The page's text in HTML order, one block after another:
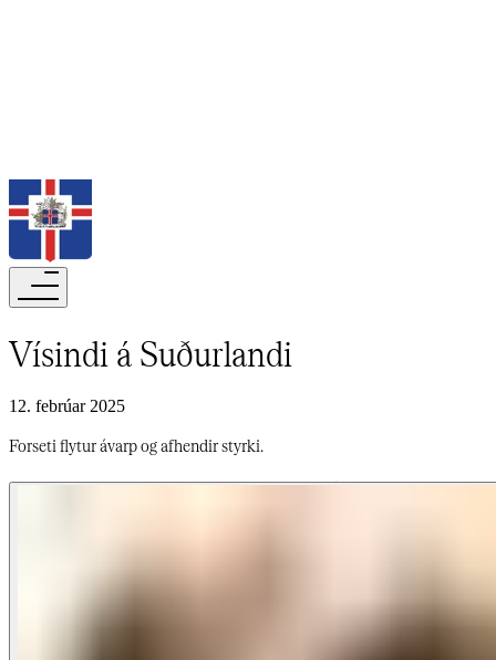
Vísindi á Suðurlandi​​​​‌ ‍ ​‍​‍‌‍ ‌ ​‍‌‍‍‌‌‍‌ ‌‍‍‌‌‍ ‍​‍​‍​ ‍‍​‍​‍‌ ​ ‌‍​‌‌‍ ‍‌‍‍‌‌ ‌​‌ ‍‌​‍ ‍‌‍‍‌‌‍ ​‍​‍​‍ ​​‍​‍‌‍‍​‌ ​‍‌‍‌‌‌‍‌‍​‍​‍​ ‍‍​‍​‍‌‍‍​‌ ‌​‌ ‌​‌ ​​‌ ​ ​‍ ​‍ ‌‍‌‍‌‍ ‌ ​‍‌ ​ ‌‍‌‌‌ ‌​‌‍‍‌​‍ ‌‌‍‍‌‌ ​ ‌‍ ​‌‍​‌‌‍ ‍‌‍‌​‌ ​ ​‍ ‍‌ ‌‍‌‍‌‌‌ ​‍‌‍​ ‌‍‌‌‌‍ ​​‍ ‍‌‍​‌‌ ​​‌ ​​​‍ ‌ ​ ‌ ‌​‌ ‌‌‌‍‌​‌‍‍‌‌‍ ​‍ ‌‍‍‌‌‍ ‍‌ ‌​‌‍‌‌‌‍ ‍‌ ‌​​‍ ‌‍‌‌‌‍‌​‌‍‍‌‌ ‌​​‍ ‌‍ ‌‌‍ ‌‍‌​‌‍‌‌​ ‌‌ ​​‌ ​‍‌‍‌‌‌ ​ ‌‍‌‌‌‍ ‍‌ ‌​‌‍​‌‌ ‌​‌‍‍‌‌‍ ‌‍ ‍​ ‍ ‌‍‍‌‌‍‌​​ ‌​ ‌​​ ​​‌‍‌ ‌​‌‍‌​‍‍‌​‍‌‌​‌​‌ ​ ‌‍​ ‌‍ ‍‌‍‌‍‌‌‍‌‌​‌‌‌​‌‍‌‌‌​‌​‍‍‌‌​‌‌‌‌‌‌​‍ ​ ‌‌‌​‍ ‌​‍ ​ ‍ ‌ ‌​‌ ‍‌‌ ​​‌‍‌‌​ ‌‌‍ ‍‌‍‌‌‌ ‌ ‌ ​ ​ ‍ ‌ ​​‌‍​‌‌ ‌​‌‍‍​​ ‌‌ ‌​‌‍‍‌‌ ‌​‌‍ ​‌‍‌‌​ ‌‍​‍‌‍​‌‌ ​ ‌‍‌‌‌‌‌‌‌ ​‍‌‍ ​​ ‌‌‍‍​‌ ‌​‌ ‌​‌ ​​‌ ​ ​‍‌‌​ ​‍‌​‌‍​‍‌‌​ ​‍‌​‌‍‌‍‌‍‌‍ ‌ ​‍‌ ​ ‌‍‌‌‌ ‌​‌‍‍‌​‍ ‌‌‍‍‌‌ ​ ‌‍ ​‌‍​‌‌‍ ‍‌‍‌​‌ ​ ​‍ ‍‌ ‌‍‌‍‌‌‌ ​‍‌‍​ ‌‍‌‌‌‍ ​​‍ ‍‌‍​‌‌ ​​‌ ​​​‍‌‌​ ​‍‌​‌‍‌ ​ ‌ ‌​‌ ‌‌‌‍‌​‌‍‍‌‌‍ ​‍‌‍‌‍‍‌‌‍‌​​ ‌​ ‌​​ ​​‌‍‌ ‌​‌‍‌​‍‍‌​‍‌‌​‌​‌ ​ ‌‍​ ‌‍ ‍‌‍‌‍‌‌‍‌‌​‌‌‌​‌‍‌‌‌​‌​‍‍‌‌​‌‌‌‌‌‌​‍ ​ ‌‌‌​‍ ‌​‍ ​‍‌‍‌ ‌​‌ ‍‌‌ ​​‌‍‌‌​ ‌‌‍ ‍‌‍‌‌‌ ‌ ‌ ​ ​‍‌‍‌ ​​‌‍​‌‌ ‌​‌‍‍​​ ‌‌ ‌​‌‍‍‌‌ ‌​‌‍ ​‌‍‌‌​‍‌‍‌ ​​‌‍‌‌‌ ​‍‌ ​ ‌ ​​‌‍‌‌‌‍​ ‌ ‌​‌‍‍‌‌ ‌‍‌‍‌‌​ ‌‌ ​​‌ ‌‌‌‍​‍‌‍ ​‌‍‍‌‌ ​ ‌‍‍​‌‍‌‌‌‍‌​​‍​‍‌ ‌
12. febrúar 2025
Forseti flytur ávarp og afhendir styrki.​​​​‌ ‍ ​‍​‍‌‍ ‌ ​‍‌‍‍‌‌‍‌ ‌‍‍‌‌‍ ‍​‍​‍​ ‍‍​‍​‍‌ ​ ‌‍​‌‌‍ ‍‌‍‍‌‌ ‌​‌ ‍‌​‍ ‍‌‍‍‌‌‍ ​‍​‍​‍ ​​‍​‍‌‍‍​‌ ​‍‌‍‌‌‌‍‌‍​‍​‍​ ‍‍​‍​‍‌‍‍​‌ ‌​‌ ‌​‌ ​​‌ ​ ​‍ ​‍ ‌‍‌‍‌‍ ‌ ​‍‌ ​ ‌‍‌‌‌ ‌​‌‍‍‌​‍ ‌‌‍‍‌‌ ​ ‌‍ ​‌‍​‌‌‍ ‍‌‍‌​‌ ​ ​‍ ‍‌ ‌‍‌‍‌‌‌ ​‍‌‍​ ‌‍‌‌‌‍ ​​‍ ‍‌‍​‌‌ ​​‌ ​​​‍ ‌ ​ ‌ ‌​‌ ‌‌‌‍‌​‌‍‍‌‌‍ ​‍ ‌‍‍‌‌‍ ‍‌ ‌​‌‍‌‌‌‍ ‍‌ ‌​​‍ ‌‍‌‌‌‍‌​‌‍‍‌‌ ‌​​‍ ‌‍ ‌‌‍ ‌‍‌​‌‍‌‌​ ‌‌ ​​‌ ​‍‌‍‌‌‌ ​ ‌‍‌‌‌‍ ‍‌ ‌​‌‍​‌‌ ‌​‌‍‍‌‌‍ ‌‍ ‍​ ‍ ‌‍‍‌‌‍‌​​ ‌​ ‌​​ ​​‌‍‌ ‌​‌‍‌​‍‍‌​‍‌‌​‌​‌ ​ ‌‍​ ‌‍ ‍‌‍‌‍‌‌‍‌‌​‌‌‌​‌‍‌‌‌​‌​‍‍‌‌​‌‌‌‌‌‌​‍ ​ ‌‌‌​‍ ‌​‍ ​ ‍ ‌ ‌​‌ ‍‌‌ ​​‌‍‌‌​ ‌‌‍ ‍‌‍‌‌‌ ‌ ‌ ​ ​ ‍ ‌ ​​‌‍​‌‌ ‌​‌‍‍​​ ‌‌‍‌​‌‍‌‌‌ ​ ‌‍​ ‌ ​‍‌‍‍‌‌ ​​‌ ‌​‌‍‍‌‌‍ ‌‍ ‍​ ‌‍​‍‌‍​‌‌ ​ ‌‍‌‌‌‌‌‌‌ ​‍‌‍ ​​ ‌‌‍‍​‌ ‌​‌ ‌​‌ ​​‌ ​ ​‍‌‌​ ​‍‌​‌‍​‍‌‌​ ​‍‌​‌‍‌‍‌‍‌‍ ‌ ​‍‌ ​ ‌‍‌‌‌ ‌​‌‍‍‌​‍ ‌‌‍‍‌‌ ​ ‌‍ ​‌‍​‌‌‍ ‍‌‍‌​‌ ​ ​‍ ‍‌ ‌‍‌‍‌‌‌ ​‍‌‍​ ‌‍‌‌‌‍ ​​‍ ‍‌‍​‌‌ ​​‌ ​​​‍‌‌​ ​‍‌​‌‍‌ ​ ‌ ‌​‌ ‌‌‌‍‌​‌‍‍‌‌‍ ​‍‌‍‌‍‍‌‌‍‌​​ ‌​ ‌​​ ​​‌‍‌ ‌​‌‍‌​‍‍‌​‍‌‌​‌​‌ ​ ‌‍​ ‌‍ ‍‌‍‌‍‌‌‍‌‌​‌‌‌​‌‍‌‌‌​‌​‍‍‌‌​‌‌‌‌‌‌​‍ ​ ‌‌‌​‍ ‌​‍ ​‍‌‍‌ ‌​‌ ‍‌‌ ​​‌‍‌‌​ ‌‌‍ ‍‌‍‌‌‌ ‌ ‌ ​ ​‍‌‍‌ ​​‌‍​‌‌ ‌​‌‍‍​​ ‌‌‍‌​‌‍‌‌‌ ​ ‌‍​ ‌ ​‍‌‍‍‌‌ ​​‌ ‌​‌‍‍‌‌‍ ‌‍ ‍​‍‌‍‌ ​​‌‍‌‌‌ ​‍‌ ​ ‌ ​​‌‍‌‌‌‍​ ‌ ‌​‌‍‍‌‌ ‌‍‌‍‌‌​ ‌‌ ​​‌ ‌‌‌‍​‍‌‍ ​‌‍‍‌‌ ​ ‌‍‍​‌‍‌‌‌‍‌​​‍​‍‌ ‌